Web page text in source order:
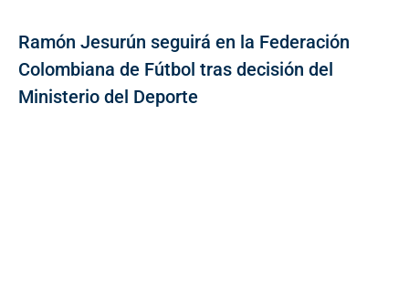
Ramón Jesurún seguirá en la Federación
Colombiana de Fútbol tras decisión del
Ministerio del Deporte